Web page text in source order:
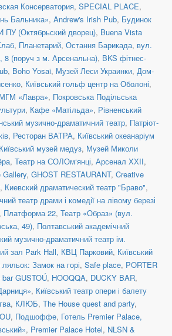
Консерватория, SPECIAL PLACE,
Бальника», Andrew's Irish Pub, Будинок
(Октябрьский дворец), Buena Vista
, Планетарий, Остання Барикада, вул.
8 (поруч з м. Арсенальна), BKS фітнес-
, Boho Yosai, Музей Леси Украинки, Дом-
, Київський гольф центр на Оболоні,
«Лавра», Покровська Подільська
, Кафе «Матільда», Рівненський
музично-драматичний театр, Патріот-
, Ресторан ВАТРА, Київський океанаріум
Київський музей медуз, Музей Миколи
, Театр на СОЛОм‘янці, Арсенал ХХІІ,
Gallery, GHOST RESTAURANT, Creative
, Киевский драматический театр "Браво",
театр драми і комедії на лівому березі
, Платформа 22, Театр «Образ» (вул.
49), Полтавський академічний
музично-драматичний театр ім.
зал Park Hall, КВЦ Парковий, Київський
Замок на горі, Safe place, PORTER
bar GUSTOÚ, HOOQQA, DUCKY BAR,
, Київський театр опери і балету
, КЛЮБ, The House quest and party,
, Подшоффе, Готель Premier Palace,
, Premier Palace Hotel, NLSN &